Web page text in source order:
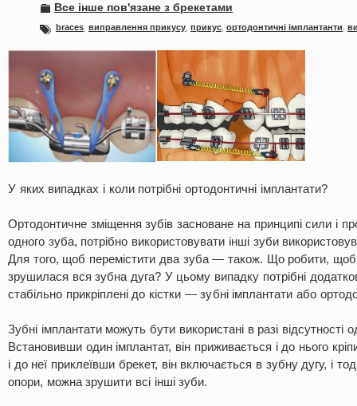
Все інше пов'язане з брекетами
braces виправлення прикусу прикус ортодонтичні імплантанти
У яких випадках і коли потрібні ортодонтичні імплантати?
Ортодонтичне зміщення зубів засноване на принципі сили і
одного зуба, потрібно використовувати інші зуби
Для того, щоб перемістити два зуба — також. Що робити,
зрушилася вся зубна дуга? У цьому випадку потрібні
стабільно прикріплені до кістки — зубні імплантати або
Зубні імплантати можуть бути використані в разі відсутності
Встановивши один імплантат, він приживається і до нього
і до неї приклеївши брекет, він включається в зубну дугу, і
опори, можна зрушити всі інші зуби.